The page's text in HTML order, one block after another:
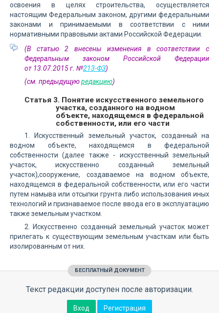
освоения в целях строительства, осуществляется
настоящим Федеральным законом, другими федеральными
законами и принимаемыми в соответствии с ними
нормативными правовыми актами Российской Федерации.
(В статью 2 внесены изменения в соответствии с
Федеральным законом Российской Федерации
от 13.07.2015 г. №213-ФЗ)
(см. предыдущуюредакцию)
Статья 3. Понятие искусственного земельного
участка, созданного на водном
объекте, находящемся в федеральной
собственности, или его части
1. Искусственный земельный участок, созданный на
водном объекте, находящемся в федеральной
собственности (далее также - искусственный земельный
участок, искусственно созданный земельный
участок),сооружение, создаваемое на водном объекте,
находящемся в федеральной собственности, или его части
путем намыва или отсыпки грунта либо использования иных
технологий и признаваемое после ввода его в эксплуатацию
также земельным участком.
2. Искусственно созданный земельный участок может
прилегать к существующим земельным участкам или быть
изолированным от них.
БЕСПЛАТНЫЙ ДОКУМЕНТ
Текст редакции доступен после авторизации.
Вход Регистрация